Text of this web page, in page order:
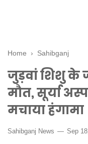
Home › Sahibganj
जुड़वां शिशु के
मौत, सूर्या
मचाया हंगामा
Sahibganj News Sep